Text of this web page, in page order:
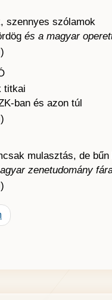
szennyes szólamok
és a magyar
titkai
ban és azon túl
mulasztás, de bűn
zenetudomány